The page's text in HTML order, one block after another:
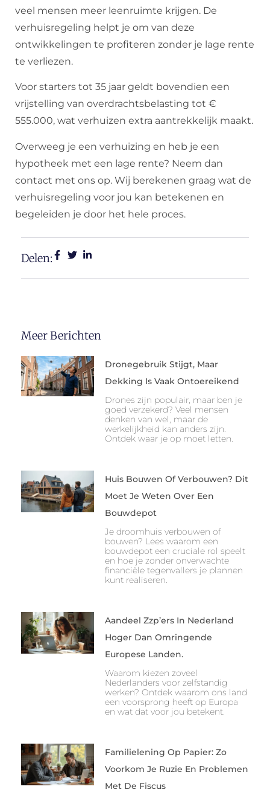
veel mensen meer leenruimte krijgen. De
verhuisregeling helpt je om van deze
ontwikkelingen te profiteren zonder je lage rente
te verliezen.
Voor starters tot 35 jaar geldt bovendien een
vrijstelling van overdrachtsbelasting tot €
555.000, wat verhuizen extra aantrekkelijk maakt.
Overweeg je een verhuizing en heb je een
hypotheek met een lage rente? Neem dan
contact met ons op. Wij berekenen graag wat de
verhuisregeling voor jou kan betekenen en
begeleiden je door het hele proces.
Delen:
Meer Berichten
Dronegebruik Stijgt, Maar
Dekking Is Vaak Ontoereikend
Drones zijn populair, maar ben je
goed verzekerd? Veel mensen
denken van wel, maar de
werkelijkheid kan anders zijn.
Ontdek waar je op moet letten.
Huis Bouwen Of Verbouwen? Dit
Moet Je Weten Over Een
Bouwdepot
Je droomhuis verbouwen of
bouwen? Lees waarom een
bouwdepot een cruciale rol speelt
en hoe je zonder onverwachte
financiële tegenvallers je plannen
kunt realiseren.
Aandeel Zzp’ers In Nederland
Hoger Dan Omringende
Europese Landen.
Waarom kiezen zoveel
Nederlanders voor zelfstandig
werken? Ontdek waarom ons land
een voorsprong heeft op Europa
en wat dat voor jou betekent.
Familielening Op Papier: Zo
Voorkom Je Ruzie En Problemen
Met De Fiscus